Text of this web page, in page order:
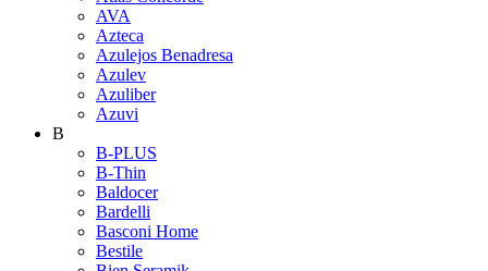
AVA
Azteca
Azulejos Benadresa
Azulev
Azuliber
Azuvi
B
B-PLUS
B-Thin
Baldocer
Bardelli
Basconi Home
Bestile